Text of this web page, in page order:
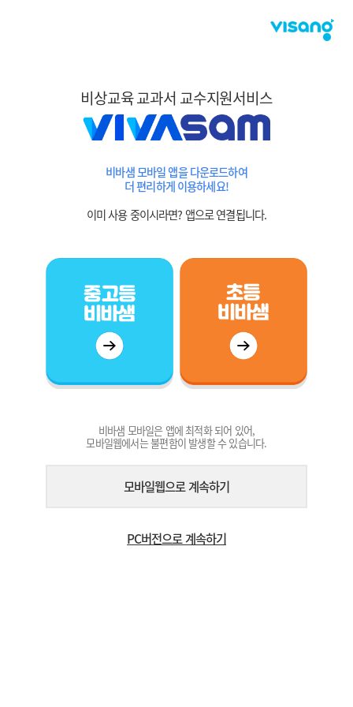
비상교육 교과서 교수지원서비스
비바샘 모바일 앱을 다운로드하여
더 편리하게 이용하세요!
이미 사용 중이시라면? 앱으로 연결됩니다.
비바샘 모바일은 앱에 최적화 되어 있어,
모바일웹에서는 불편함이 발생할 수 있습니다.
모바일웹으로 계속하기
PC버전으로 계속하기